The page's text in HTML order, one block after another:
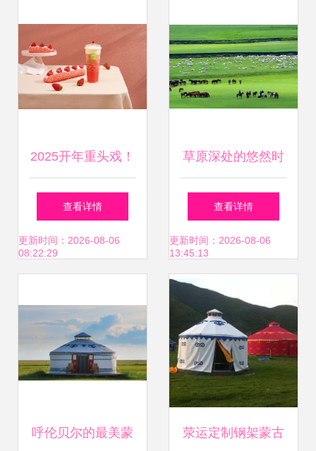
2025开年重头戏！
奈雪的茶烘焙革命
近50款现烤新品与
查看详情
更新时间：2026-08-06
08:22:29
草原深处的悠然时
光，惊艳了谁的远
方？
查看详情
更新时间：2026-08-06
13:45:13
呼伦贝尔的最美蒙 荥运定制钢架蒙古